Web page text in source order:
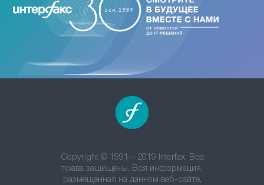
Copyright © 1991—2019 Interfax. Все
права защищены. Вся информация,
размещенная на данном веб-сайте,